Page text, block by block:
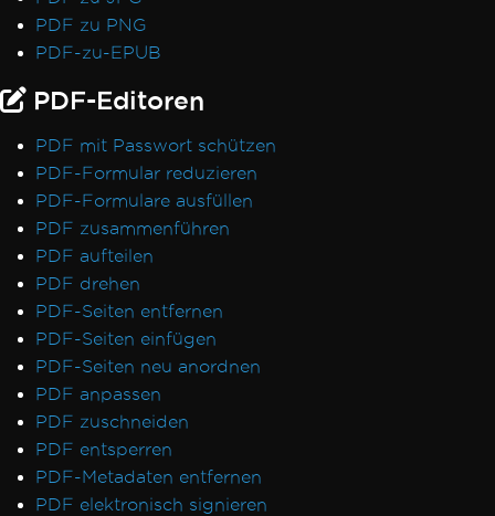
PDF zu PNG
PDF-zu-EPUB
PDF-Editoren
PDF mit Passwort schützen
PDF-Formular reduzieren
PDF-Formulare ausfüllen
PDF zusammenführen
PDF aufteilen
PDF drehen
PDF-Seiten entfernen
PDF-Seiten einfügen
PDF-Seiten neu anordnen
PDF anpassen
PDF zuschneiden
PDF entsperren
PDF-Metadaten entfernen
PDF elektronisch signieren